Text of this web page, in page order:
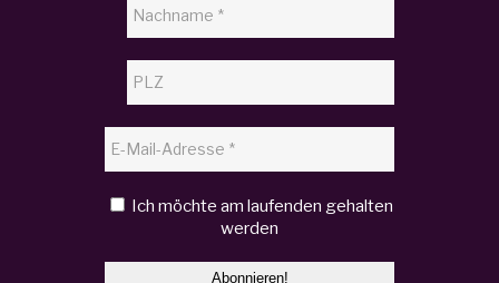
Ich möchte am laufenden gehalten
werden